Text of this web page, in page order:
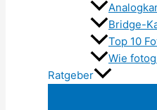
Bridge-
Top 10
Wie
Ratgeber